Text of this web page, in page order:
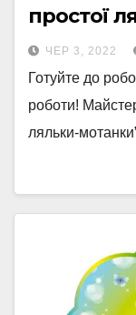
простої
ЧЕР 3, 2022
Готуйте до
роботи!
ляльки-